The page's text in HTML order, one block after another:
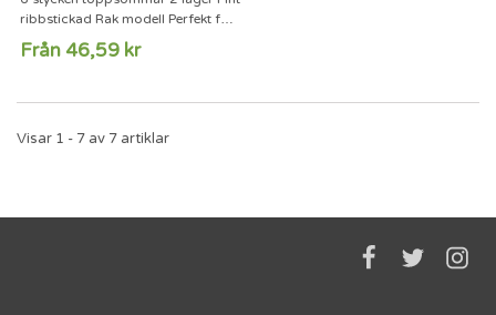
ribbstickad Rak modell Perfekt för
tryck Material - 97% ekologisk
bomull / 3% Spandex Storlek - One
Från 46,59 kr
Visar 1 - 7 av 7 artiklar